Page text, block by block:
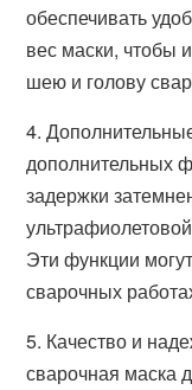
обеспечивать
вес маски, чтобы
шею и голову
4.
дополнительных
задержки
Эти функции
сварочных
5. Качество и
сварочная маска